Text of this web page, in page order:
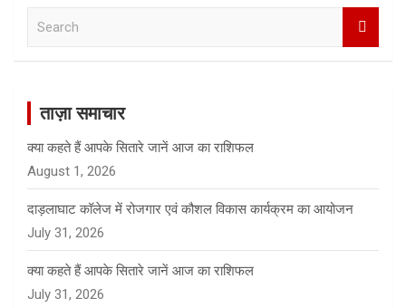
ताज़ा समाचार
क्या कहते हैं आपके सितारे जानें आज का राशिफल
August 1, 2026
दाड़लाघाट कॉलेज में रोजगार एवं कौशल विकास कार्यक्रम का आयोजन
July 31, 2026
क्या कहते हैं आपके सितारे जानें आज का राशिफल
July 31, 2026